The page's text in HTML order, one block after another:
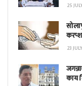
25
23
काय